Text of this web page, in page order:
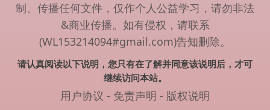
制、传播任何文件，仅作个人公益学习，请勿非法
&商业传播。如有侵权，请联系
(WL153214094#gmail.com)告知删除。
请认真阅读以下说明，您只有在了解并同意该说明后，才可
继续访问本站。
用户协议 - 免责声明 - 版权说明